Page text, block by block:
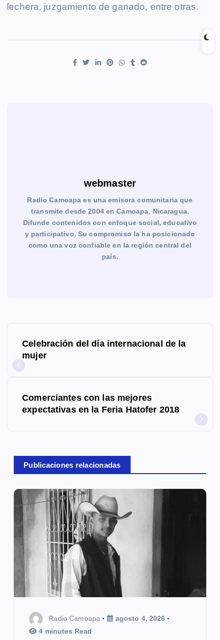
lechera, juzgamiento de ganado, entre otras.
webmaster
Radio Camoapa es una emisora comunitaria que
transmite desde 2004 en Camoapa, Nicaragua.
Difunde contenidos con enfoque social, educativo
y participativo. Su compromiso la ha posicionado
como una voz confiable en la región central del
país.
ó
e
n
Celebración del día internacional de la
mujer
Comerciantes con las mejores
expectativas en la Feria Hatofer 2018
Publicaciones relacionadas
Radio Camoapa
agosto 4, 2026
4 minutes Read